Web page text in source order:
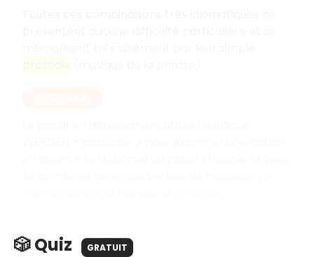
🎲 Quiz GRATUIT